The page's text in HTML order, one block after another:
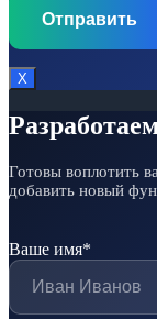
Х
Готовы воплотить
добавить новый
Ваше имя*